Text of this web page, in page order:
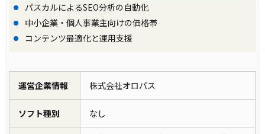
パスカルによるSEO分析の自動化
中小企業・個人事業主向けの価格帯
コンテンツ最適化と運用支援
運営企業情報 株式会社オロパス
ソフト種別 なし